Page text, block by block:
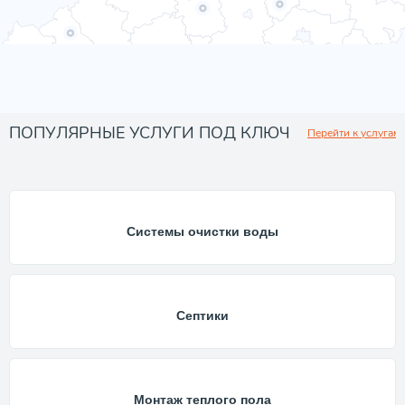
ПОПУЛЯРНЫЕ УСЛУГИ ПОД КЛЮЧ Перейти к услугам
Системы очистки воды
Септики
Монтаж теплого пола